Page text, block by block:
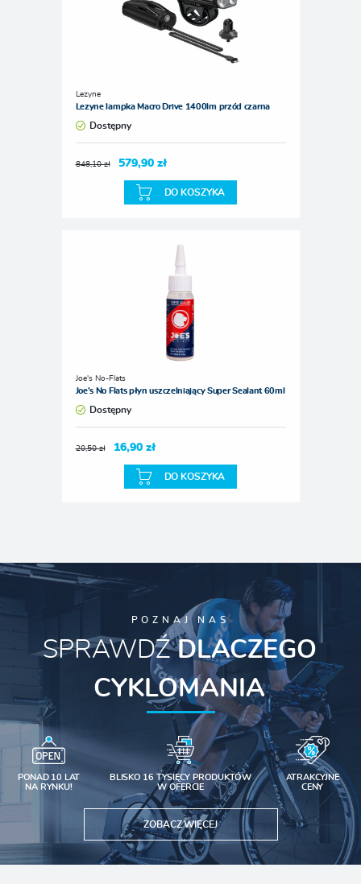
Lezyne
Lezyne lampka Macro Drive 1400lm przód czarna
Dostępny
848,10 zł 579,90 zł
DO KOSZYKA
Joe's No-Flats
Joe's No Flats płyn uszczelniający Super Sealant 60ml
Dostępny
20,50 zł 16,90 zł
DO KOSZYKA
POZNAJ NAS
SPRAWDŹDLACZEGO
CYKLOMANIA
PONAD 10 LAT
NA RYNKU!
BLISKO 16 TYSIĘCY PRODUKTÓW
W OFERCIE
ATRAKCYJNE
CENY
ZOBACZ WIĘCEJ